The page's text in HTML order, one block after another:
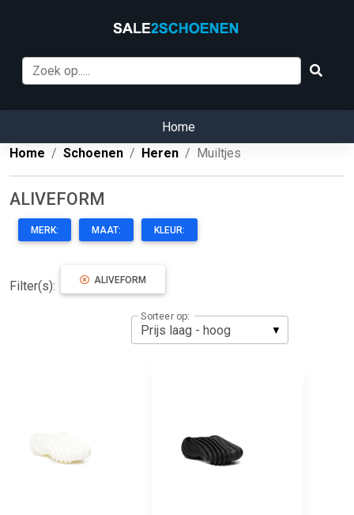
Home
Home
Schoenen Heren Muiltjes
ALIVEFORM
MERK: MAAT: KLEUR:
Filter(s): ALIVEFORM
Sorteer op: